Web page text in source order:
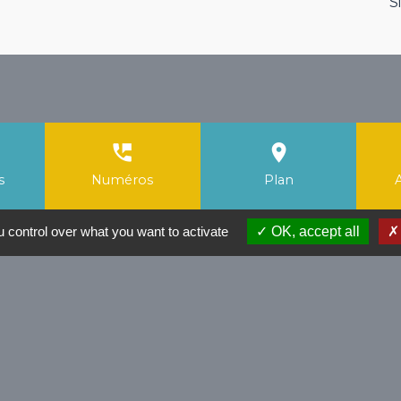
perm_phone_msg
Numéros
room
Plan
over what you want to activate OK, accept all